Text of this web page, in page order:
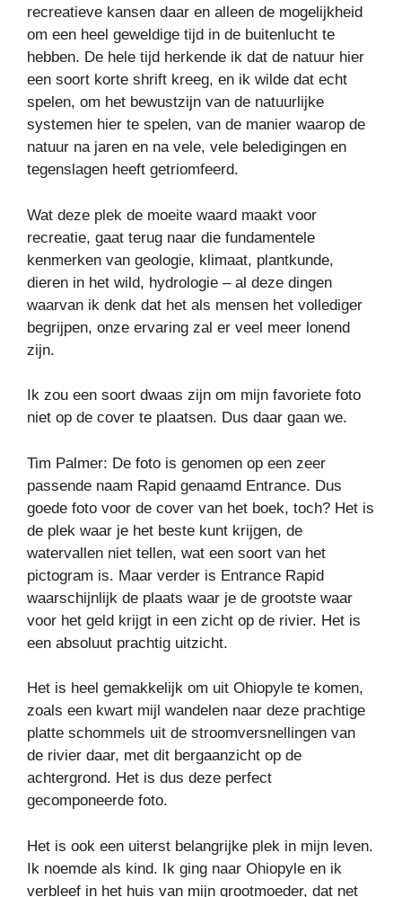
recreatieve kansen daar en alleen de mogelijkheid
om een ​​heel geweldige tijd in de buitenlucht te
hebben. De hele tijd herkende ik dat de natuur hier
een soort korte shrift kreeg, en ik wilde dat echt
spelen, om het bewustzijn van de natuurlijke
systemen hier te spelen, van de manier waarop de
natuur na jaren en na vele, vele beledigingen en
tegenslagen heeft getriomfeerd.
Wat deze plek de moeite waard maakt voor
recreatie, gaat terug naar die fundamentele
kenmerken van geologie, klimaat, plantkunde,
dieren in het wild, hydrologie – al deze dingen
waarvan ik denk dat het als mensen het vollediger
begrijpen, onze ervaring zal er veel meer lonend
zijn.
Ik zou een soort dwaas zijn om mijn favoriete foto
niet op de cover te plaatsen. Dus daar gaan we.
Tim Palmer: De foto is genomen op een zeer
passende naam Rapid genaamd Entrance. Dus
goede foto voor de cover van het boek, toch? Het is
de plek waar je het beste kunt krijgen, de
watervallen niet tellen, wat een soort van het
pictogram is. Maar verder is Entrance Rapid
waarschijnlijk de plaats waar je de grootste waar
voor het geld krijgt in een zicht op de rivier. Het is
een absoluut prachtig uitzicht.
Het is heel gemakkelijk om uit Ohiopyle te komen,
zoals een kwart mijl wandelen naar deze prachtige
platte schommels uit de stroomversnellingen van
de rivier daar, met dit bergaanzicht op de
achtergrond. Het is dus deze perfect
gecomponeerde foto.
Het is ook een uiterst belangrijke plek in mijn leven.
Ik noemde als kind. Ik ging naar Ohiopyle en ik
verbleef in het huis van mijn grootmoeder, dat net